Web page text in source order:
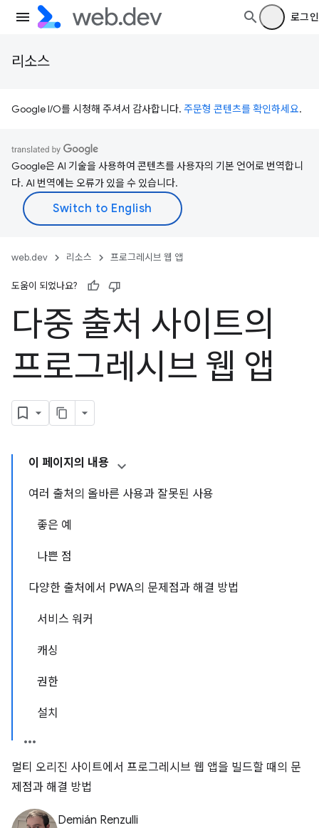
로그인
리소스
Google I/O를 시청해 주셔서 감사합니다. 주문형 콘텐츠를 확인하세요.
Google은 AI 기술을 사용하여 콘텐츠를 사용자의 기본 언어로 번역합니
다. AI 번역에는 오류가 있을 수 있습니다.
web.dev 리소스 프로그레시브 웹 앱
도움이 되었나요?
다중 출처 사이트의
프로그레시브 웹 앱
이 페이지의 내용
여러 출처의 올바른 사용과 잘못된 사용
좋은 예
나쁜 점
다양한 출처에서 PWA의 문제점과 해결 방법
서비스 워커
캐싱
권한
설치
멀티 오리진 사이트에서 프로그레시브 웹 앱을 빌드할 때의 문
제점과 해결 방법
Demián Renzulli